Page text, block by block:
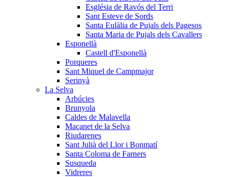
Església de Ravós del Terri
Sant Esteve de Sords
Santa Eulàlia de Pujals dels Pagesos
Santa Maria de Pujals dels Cavallers
Esponellà
Castell d'Esponellà
Porqueres
Sant Miquel de Campmajor
Serinyà
La Selva
Arbúcies
Brunyola
Caldes de Malavella
Maçanet de la Selva
Riudarenes
Sant Julià del Llor i Bonmatí
Santa Coloma de Farners
Susqueda
Vidreres